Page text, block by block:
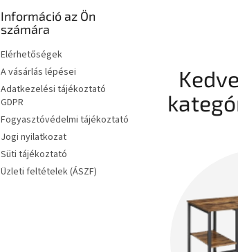
Információ az Ön
számára
Elérhetőségek
A vásárlás lépései
Adatkezelési tájékoztató
GDPR
Fogyasztóvédelmi tájékoztató
Jogi nyilatkozat
Süti tájékoztató
Üzleti feltételek (ÁSZF)